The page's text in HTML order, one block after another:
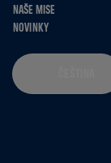
NAŠE MISE
NOVINKY